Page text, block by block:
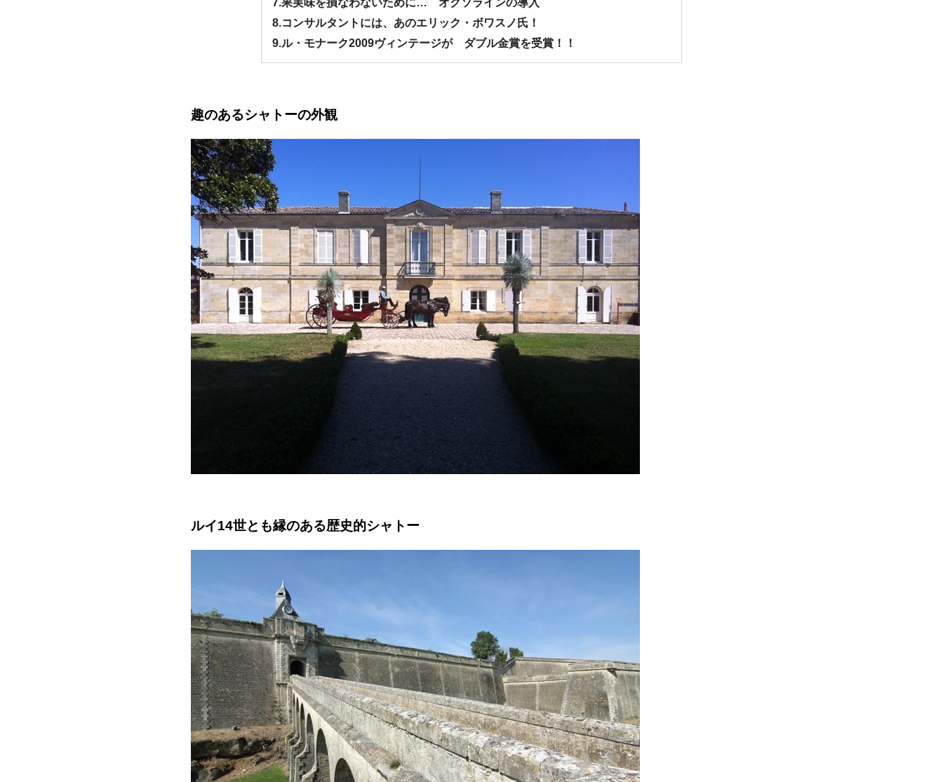
7.果実味を損なわないために… オクソラインの導入
8.コンサルタントには、あのエリック・ボワスノ氏！
9.ル・モナーク2009ヴィンテージが ダブル金賞を受賞！！
趣のあるシャトーの外観
ルイ14世とも縁のある歴史的シャトー